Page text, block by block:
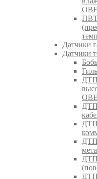
Датчики
Датчики